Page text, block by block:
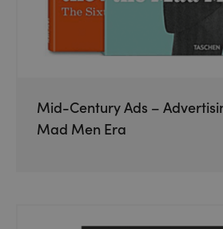
Mid-Century Ads –
Mad Men Era